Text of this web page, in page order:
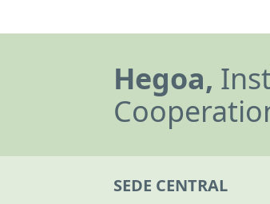
Hegoa,
SEDE CENTRAL